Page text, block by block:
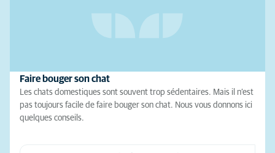
Faire bouger son chat
Les chats domestiques sont souvent trop sédentaires. Mais il n’est
pas toujours facile de faire bouger son chat. Nous vous donnons ici
quelques conseils.